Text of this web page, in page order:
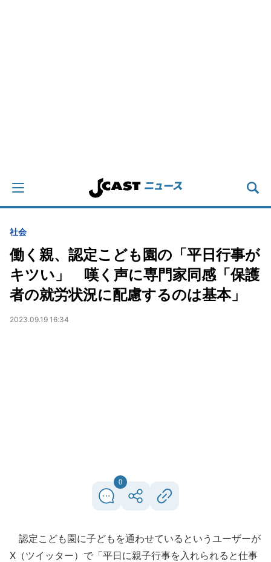
社会
働く親、認定こども園の「平日行事が
キツい」 嘆く声に専門家同感「保護
者の就労状況に配慮するのは基本」
2023.09.19 16:34
0
認定こども園に子どもを通わせているというユーザーが
X（ツイッター）で「平日に親子行事を入れられると仕事